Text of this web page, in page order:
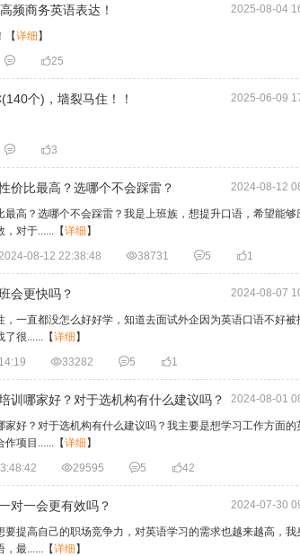
频商务英语表达！ 2025-08-04
【详细 】
 25
个)，墙裂马住！！ 2025-06-09
 3
价比最高？选哪个不会踩雷？ 2024-08-12
高？选哪个不会踩雷？我是上班族，想提升口语，希望能够
，对于...... 【详细 】
08-12 22:38:48 38731 5 1
会更快吗？ 2024-08-07
一直都没怎么好好学，知道去面试外企因为英语口语不好被
了很...... 【详细 】
33282 5 1
训哪家好？对于选机构有什么建议吗？ 2024-08-01
好？对于选机构有什么建议吗？我主要是想学习工作方面的
作项目...... 【详细 】
29595 5 42
对一会更有效吗？ 2024-07-30
提高自己的职场竞争力，对英语学习的需求也越来越高，我
，最...... 【详细 】